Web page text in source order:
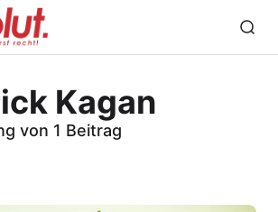
Kagan
von 1 Beitrag